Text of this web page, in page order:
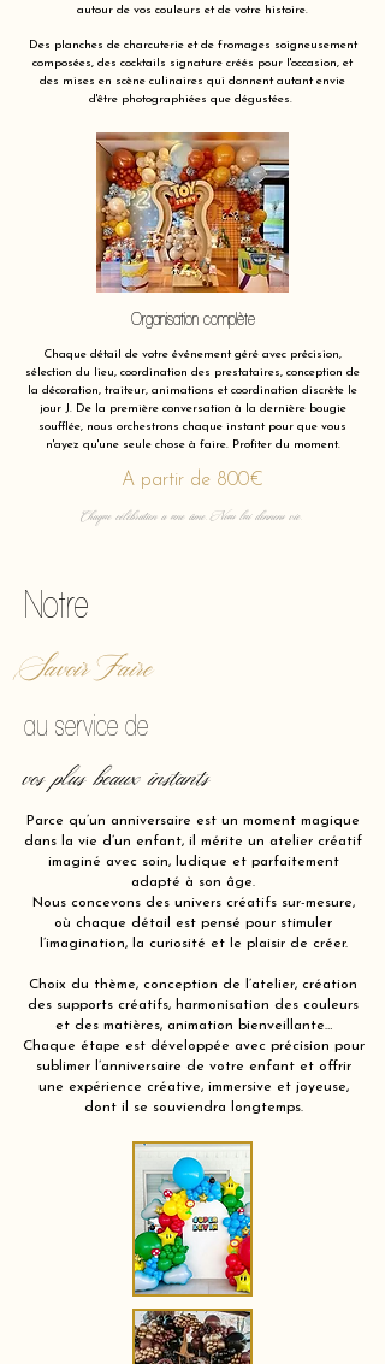
autour de vos couleurs et de votre histoire.
Des planches de charcuterie et de fromages soigneusement
composées, des cocktails signature créés pour l'occasion, et
des mises en scène culinaires qui donnent autant envie
d'être photographiées que dégustées.
Organisation complète
Chaque détail de votre événement géré avec précision,
sélection du lieu, coordination des prestataires, conception de
la décoration, traiteur, animations et coordination discrète le
jour J. De la première conversation à la dernière bougie
soufflée, nous orchestrons chaque instant pour que vous
n'ayez qu'une seule chose à faire. Profiter du moment.
A partir de 800€
Chaque célébration a une âme. Nous lui donnons vie.
Notre
Savoir Faire
au service de
vos plus beaux instants
Parce qu’un anniversaire est un moment magique
dans la vie d’un enfant, il mérite un atelier créatif
imaginé avec soin, ludique et parfaitement
adapté à son âge.
Nous concevons des univers créatifs sur-mesure,
où chaque détail est pensé pour stimuler
l’imagination, la curiosité et le plaisir de créer.
Choix du thème, conception de l’atelier, création
des supports créatifs, harmonisation des couleurs
et des matières, animation bienveillante…
Chaque étape est développée avec précision pour
sublimer l’anniversaire de votre enfant et offrir
une expérience créative, immersive et joyeuse,
dont il se souviendra longtemps.